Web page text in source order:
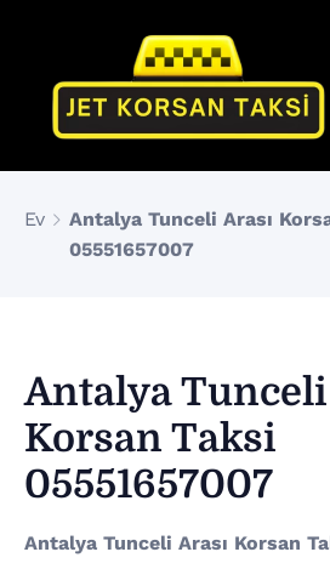
Ev
Antalya Tunceli Arası
05551657007
Antalya Tunceli
Korsan Taksi
05551657007
Antalya Tunceli Arası Korsan